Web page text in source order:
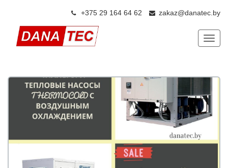
+375 29 164 64 62 zakaz@danatec.by